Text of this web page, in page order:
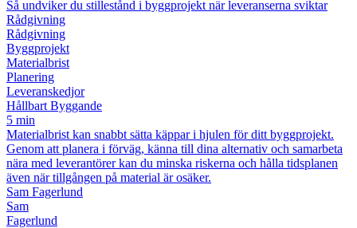
Så undviker du stillestånd i byggprojekt när leveranserna sviktar
Rådgivning
Rådgivning
Byggprojekt
Materialbrist
Planering
Leveranskedjor
Hållbart Byggande
5 min
Materialbrist kan snabbt sätta käppar i hjulen för ditt byggprojekt.
Genom att planera i förväg, känna till dina alternativ och samarbeta
nära med leverantörer kan du minska riskerna och hålla tidsplanen
även när tillgången på material är osäker.
Sam Fagerlund
Sam
Fagerlund